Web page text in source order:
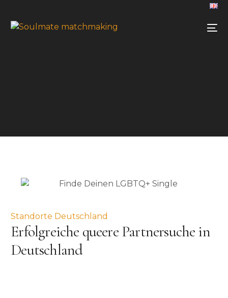
Standorte Deutschland
Erfolgreiche queere Partnersuche in
Deutschland